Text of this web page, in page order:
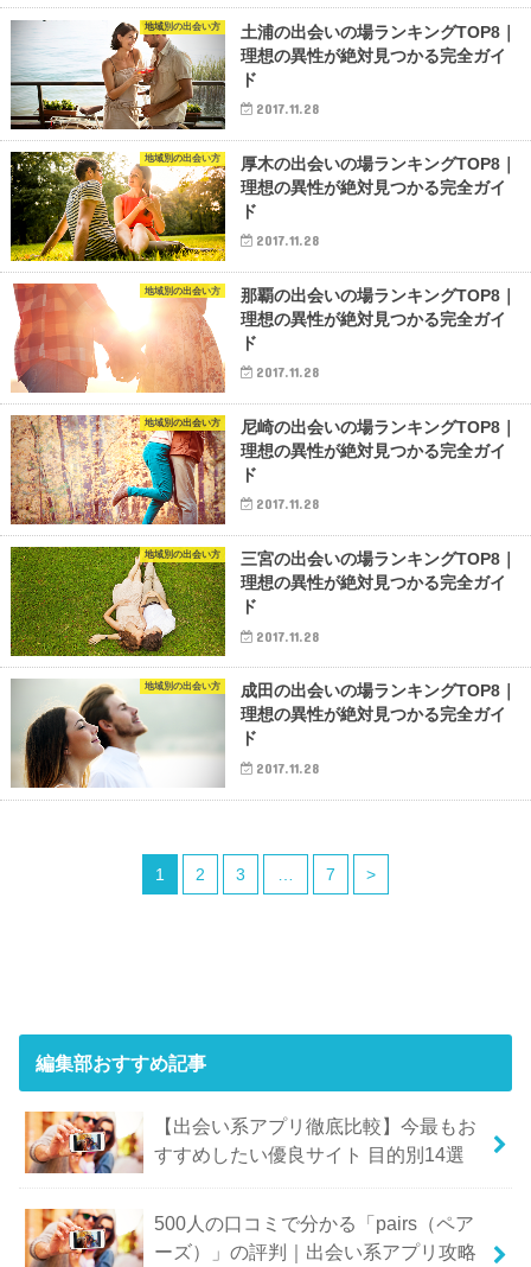
地域別の出会い方
土浦の出会いの場ランキングTOP8｜
理想の異性が絶対見つかる完全ガイ
ド
2017.11.28
地域別の出会い方
厚木の出会いの場ランキングTOP8｜
理想の異性が絶対見つかる完全ガイ
ド
2017.11.28
地域別の出会い方
那覇の出会いの場ランキングTOP8｜
理想の異性が絶対見つかる完全ガイ
ド
2017.11.28
地域別の出会い方
尼崎の出会いの場ランキングTOP8｜
理想の異性が絶対見つかる完全ガイ
ド
2017.11.28
地域別の出会い方
三宮の出会いの場ランキングTOP8｜
理想の異性が絶対見つかる完全ガイ
ド
2017.11.28
地域別の出会い方
成田の出会いの場ランキングTOP8｜
理想の異性が絶対見つかる完全ガイ
ド
2017.11.28
1 2 3 7 >
編集部おすすめ記事
【出会い系アプリ徹底比較】今最もお
すすめしたい優良サイト 目的別14選
500人の口コミで分かる「pairs（ペア
ーズ）」の評判｜出会い系アプリ攻略